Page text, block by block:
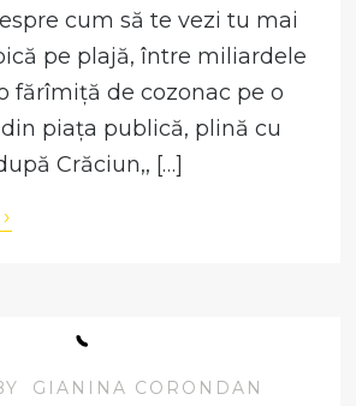
cum să te vezi tu mai
pe plajă, între miliardele
fărîmiță de cozonac pe o
piața publică, plină cu
Crăciun,, […]
›
GIANINA CORONDAN